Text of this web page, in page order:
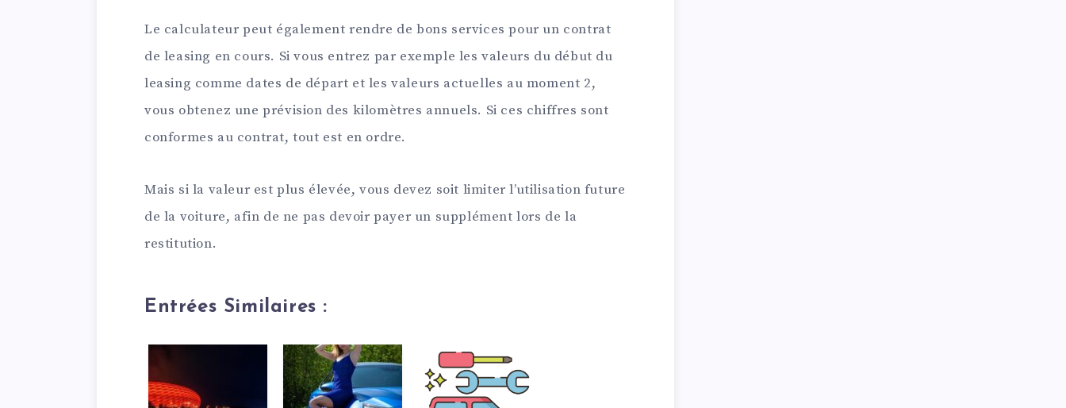
Le calculateur peut également rendre de bons services pour un contrat
de leasing en cours. Si vous entrez par exemple les valeurs du début du
leasing comme dates de départ et les valeurs actuelles au moment 2,
vous obtenez une prévision des kilomètres annuels. Si ces chiffres sont
conformes au contrat, tout est en ordre.
Mais si la valeur est plus élevée, vous devez soit limiter l’utilisation future
de la voiture, afin de ne pas devoir payer un supplément lors de la
restitution.
Entrées Similaires :